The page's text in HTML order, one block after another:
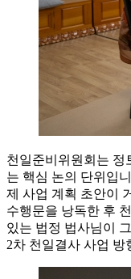
천일준비위원회는 정
는 핵심 논의 단위입
제 사업 계획 초안이
수행문을 낭독한 후
있는 법정 법사님이
2차 천일결사 사업